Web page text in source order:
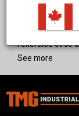
Offrez à vos
et confortable
Conçus pour la
amplement
l'exercice et se
ayez besoin
commerciale,
conditions
See more